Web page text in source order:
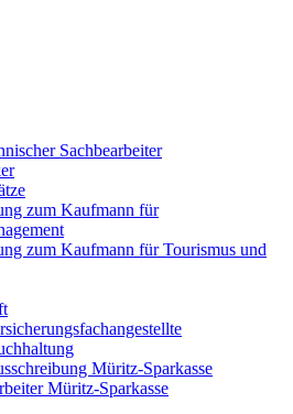
Sachbearbeiter
zum Kaufmann für
zum Kaufmann für Tourismus und
Müritz-Sparkasse
Müritz-Sparkasse